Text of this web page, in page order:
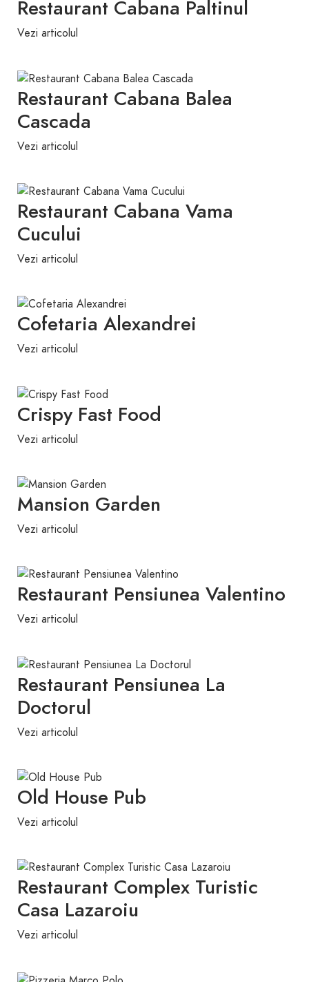
Restaurant Cabana Paltinul
Vezi articolul
Restaurant Cabana Balea
Cascada
Vezi articolul
Restaurant Cabana Vama
Cucului
Vezi articolul
Cofetaria Alexandrei
Vezi articolul
Crispy Fast Food
Vezi articolul
Mansion Garden
Vezi articolul
Restaurant Pensiunea Valentino
Vezi articolul
Restaurant Pensiunea La
Doctorul
Vezi articolul
Old House Pub
Vezi articolul
Restaurant Complex Turistic
Casa Lazaroiu
Vezi articolul